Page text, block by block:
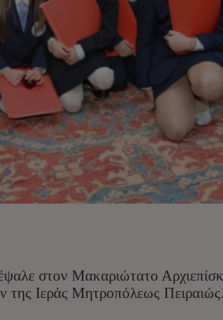
στον Μακαριώτατο
της Ιεράς Μητροπόλεως Πειραιώς.